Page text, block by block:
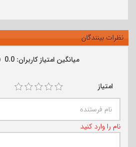
نظرات بینندگان
میانگین امتیاز کاربران: 0.0 (0 رای)
امتیاز
نام را وارد کنید